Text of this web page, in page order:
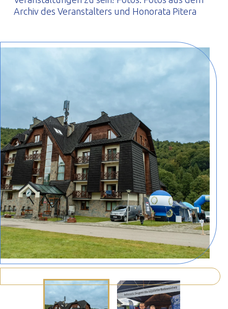
Archiv des Veranstalters und Honorata Pitera